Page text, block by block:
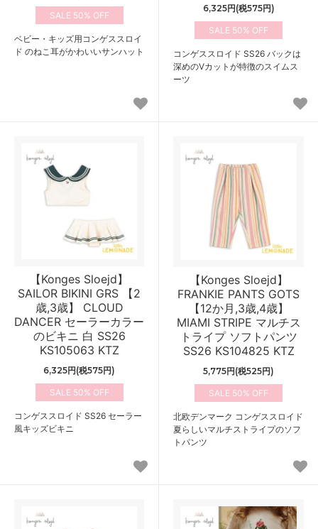
50%
ベビー・キッズ用コンゲススロイ
ド のねこ耳がかわいいサンハット
6,325円(税575円)
50%
コンゲススロイド SS26 バックは
深めのVカットが特徴のスイムス
ーツ
【Konges Sloejd】
SAILOR BIKINI GRS 【2
歳,3歳】 CLOUD
DANCER セーラーカラー
のビキニ 白 SS26
KS105063 KTZ
6,325円(税575円)
50%
コンゲススロイド SS26 セーラー
風キッズビキニ
【Konges Sloejd】
FRANKIE PANTS GOTS
【12か月,3歳,4歳】
MIAMI STRIPE マルチス
トライプ ソフトパンツ
SS26 KS104825 KTZ
5,775円(税525円)
50%
北欧デンマーク コンゲススロイド
夏らしいマルチストライプのソフ
トパンツ